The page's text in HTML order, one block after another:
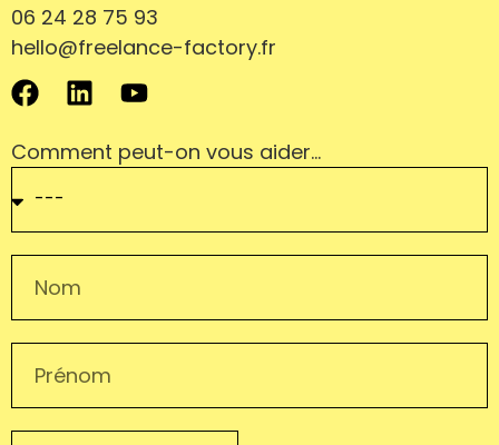
06. Contact
06 24 28 75 93
hello@freelance-factory.fr
Comment peut-on vous aider…